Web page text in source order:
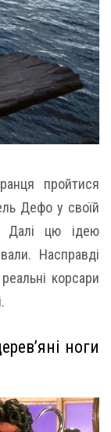
пройтися
Дефо у своїй
Далі цю ідею
Насправді
корсари
ноги